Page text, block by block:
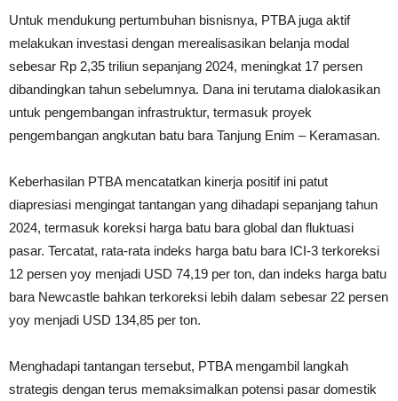
Untuk mendukung pertumbuhan bisnisnya, PTBA juga aktif
melakukan investasi dengan merealisasikan belanja modal
sebesar Rp 2,35 triliun sepanjang 2024, meningkat 17 persen
dibandingkan tahun sebelumnya. Dana ini terutama dialokasikan
untuk pengembangan infrastruktur, termasuk proyek
pengembangan angkutan batu bara Tanjung Enim – Keramasan.
Keberhasilan PTBA mencatatkan kinerja positif ini patut
diapresiasi mengingat tantangan yang dihadapi sepanjang tahun
2024, termasuk koreksi harga batu bara global dan fluktuasi
pasar. Tercatat, rata-rata indeks harga batu bara ICI-3 terkoreksi
12 persen yoy menjadi USD 74,19 per ton, dan indeks harga batu
bara Newcastle bahkan terkoreksi lebih dalam sebesar 22 persen
yoy menjadi USD 134,85 per ton.
Menghadapi tantangan tersebut, PTBA mengambil langkah
strategis dengan terus memaksimalkan potensi pasar domestik